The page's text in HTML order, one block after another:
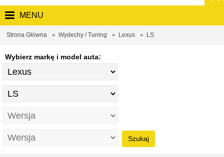
MENU
Strona Główna Wydechy / Tuning Lexus LS
Wybierz markę i model auta:
Szukaj